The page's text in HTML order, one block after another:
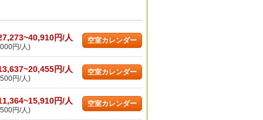
円/人
円/人)
空室カレンダー
円/人
円/人)
空室カレンダー
円/人
円/人)
空室カレンダー